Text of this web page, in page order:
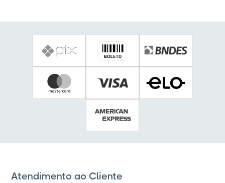
Atendimento ao Cliente